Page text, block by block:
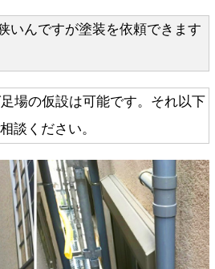
いんですが塗装を依頼できます
場の仮設は可能です。それ以下
談ください。